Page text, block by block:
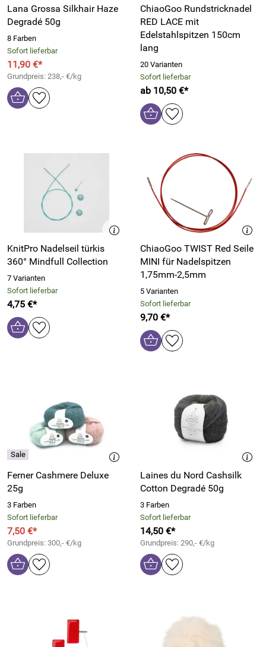
Lana Grossa Silkhair Haze
Degradé 50g
8 Farben
Sofort lieferbar
11,90 €*
Grundpreis: 238,- €/kg
ChiaoGoo Rundstricknadel
RED LACE mit
Edelstahlspitzen 150cm
lang
20 Varianten
Sofort lieferbar
ab 10,50 €*
KnitPro Nadelseil türkis
360° Mindfull Collection
7 Varianten
Sofort lieferbar
4,75 €*
ChiaoGoo TWIST Red Seile
MINI für Nadelspitzen
1,75mm-2,5mm
5 Varianten
Sofort lieferbar
9,70 €*
Ferner Cashmere Deluxe
25g
3 Farben
Sofort lieferbar
7,50 €*
Grundpreis: 300,- €/kg
Laines du Nord Cashsilk
Cotton Degradé 50g
3 Farben
Sofort lieferbar
14,50 €*
Grundpreis: 290,- €/kg